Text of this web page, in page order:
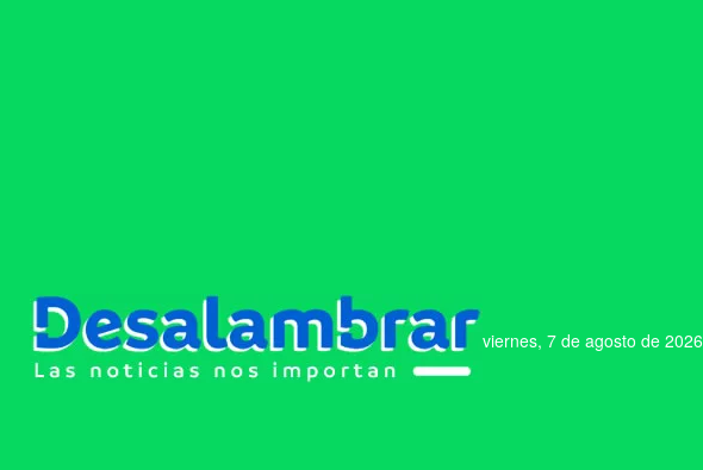
viernes, 7 de agosto de 2026